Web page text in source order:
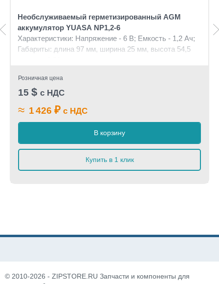
Необслуживаемый герметизированный AGM
аккумулятор YUASA NP1,2-6
Характеристики: Напряжение - 6 В; Емкость - 1,2 Ач;
Габариты: длина 97 мм, ширина 25 мм, высота 54,5
Розничная цена
15 $ с НДС
≈ 1 426 ₽ с НДС
В корзину
Купить в 1 клик
© 2010-2026 - ZIPSTORE.RU Запчасти и компоненты для